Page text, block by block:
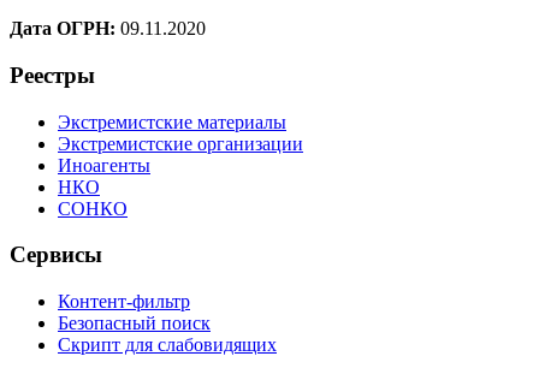
Дата ОГРН: 09.11.2020
Реестры
Экстремистские материалы
Экстремистские организации
Иноагенты
НКО
СОНКО
Сервисы
Контент-фильтр
Безопасный поиск
Скрипт для слабовидящих